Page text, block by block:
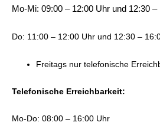
Mo-Mi: 09:00 – 12:00 Uhr und 12:30 –
Do: 11:00 – 12:00 Uhr und 12:30 –
Freitags nur telefonische
Telefonische Erreichbarkeit:
Mo-Do: 08:00 – 16:00 Uhr